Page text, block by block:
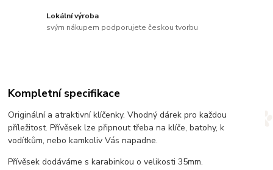
Lokální výroba
svým nákupem podporujete českou tvorbu
Kompletní specifikace
Originální a atraktivní klíčenky. Vhodný dárek pro každou
příležitost. Přívěsek lze připnout třeba na klíče, batohy, k
vodítkům, nebo kamkoliv Vás napadne.
Přívěsek dodáváme s karabinkou o velikosti 35mm.